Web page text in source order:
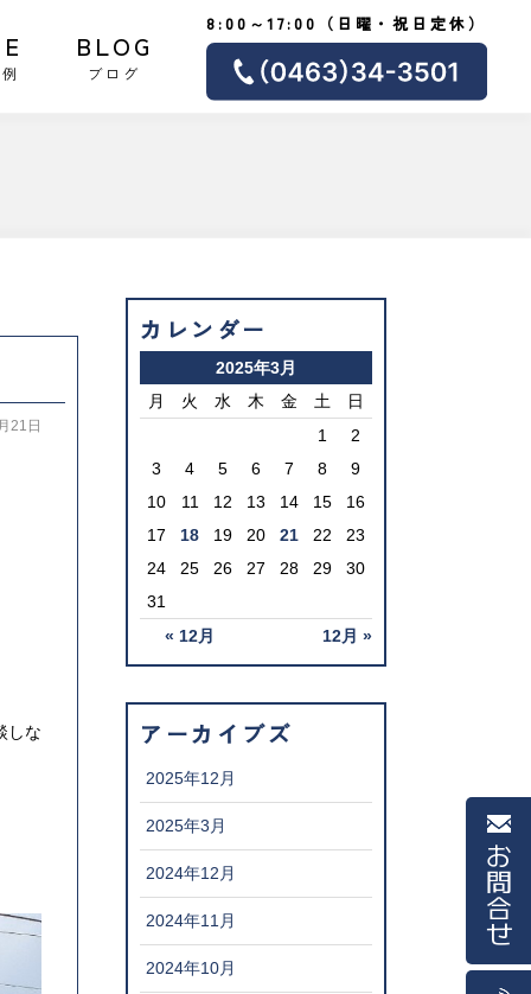
お問合せ
BLOG
ブログ
8:00～17:00（日曜・祝日定休）
21日
しな
カレンダー
2025年3月
月
火 水 木 金 土 日
« 12月 12月 »
1
2
3
4 5 6 7 8
9
10
11 12 13 14 15
16
17
18 19 20 21 22
23
24
25 26 27 28 29
30
31
アーカイブズ
2025年12月
2025年3月
2024年12月
2024年11月
2024年10月